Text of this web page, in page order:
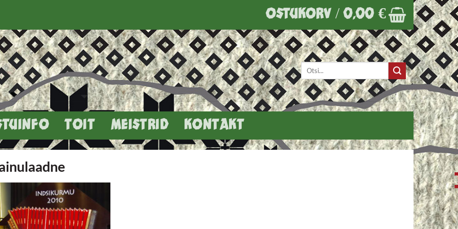
OSTUKORV /0,00 €
Otsi:
TOIT MEISTRID KONTAKT